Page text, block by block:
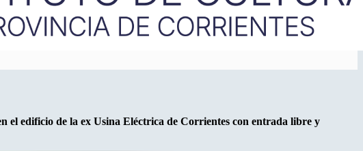
el edificio de la ex Usina Eléctrica de Corrientes con entrada libre y